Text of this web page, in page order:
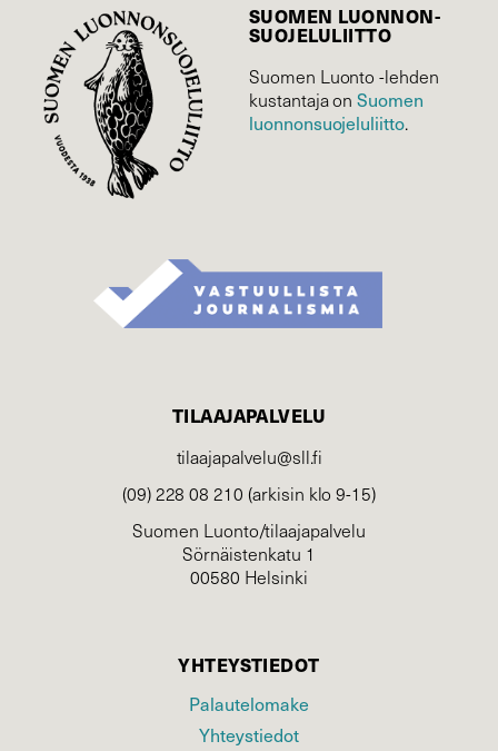
SUOMEN LUONNON­
SUOJELU­LIITTO
Suomen Luonto -lehden
kustantaja onSuomen
luonnonsuojelu­liitto.
TILAAJAPALVELU
tilaajapalvelu@sll.fi
(09) 228 08 210 (arkisin klo 9-15)
Suomen Luonto/tilaajapalvelu
Sörnäistenkatu 1
00580 Helsinki
YHTEYSTIEDOT
Palautelomake
Yhteystiedot